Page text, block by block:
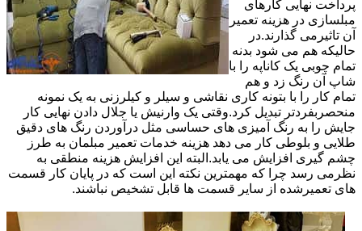
پرداخت نهایی کارهای
مبلسازی در هزینه تعمیر
آن تاثیرمی گذارند.در
حالیکه هم می شود بدنه
تمام چوبی یک کاناپه را با
شاپ آن رنگ زد و هم
تمام کار را با بتونه کاری نقاشی و سیلر و کیلرزنی به یک نمونه
منحصربفردتر تبدیل کرد.وقتی یک وارنیش یا جلال دادن نهایی کار
جایش را به رنگ آمیزی های حساسی مثل درآوردن رنگ های دقیق
طلایی و بلوطی کار می دهد هزینه خدمات تعمیر مبلمان به طرز
چشم گیری افزایش می یابد.البته این افزایش هزینه منطقی به
نظرمی رسد چرا که مهمترین نکته این است که در پایان کار قسمت
های تعمیرشده از سایر قسمت ها قابل تشخیص نباشند.